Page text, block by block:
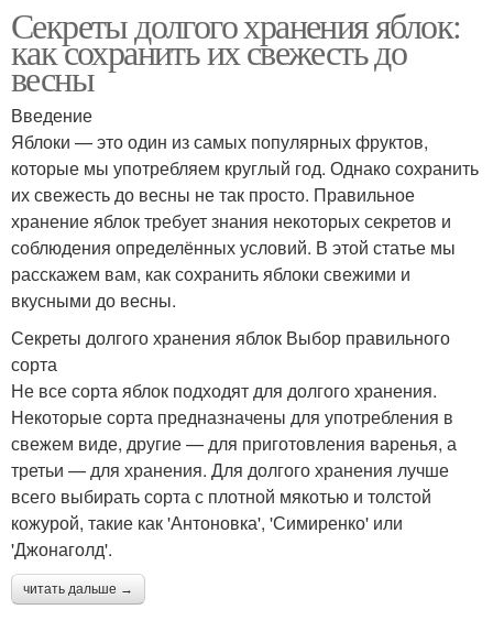
Секреты долгого хранения яблок:
как сохранить их свежесть до
весны
Введение
Яблоки — это один из самых популярных фруктов,
которые мы употребляем круглый год. Однако сохранить
их свежесть до весны не так просто. Правильное
хранение яблок требует знания некоторых секретов и
соблюдения определённых условий. В этой статье мы
расскажем вам, как сохранить яблоки свежими и
вкусными до весны.
Секреты долгого хранения яблок Выбор правильного
сорта
Не все сорта яблок подходят для долгого хранения.
Некоторые сорта предназначены для употребления в
свежем виде, другие — для приготовления варенья, а
третьи — для хранения. Для долгого хранения лучше
всего выбирать сорта с плотной мякотью и толстой
кожурой, такие как 'Антоновка', 'Симиренко' или
'Джонаголд'.
читать дальше →